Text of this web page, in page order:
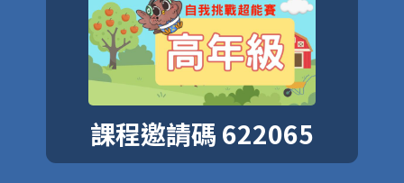
課程邀請碼 622065